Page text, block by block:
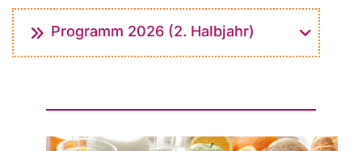
Programm 2026 (2. Halbjahr)